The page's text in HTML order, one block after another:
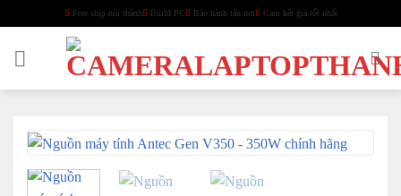
content
Free ship nội thành Build PC Bảo hành tận nơi Cam kết giá tốt nhất